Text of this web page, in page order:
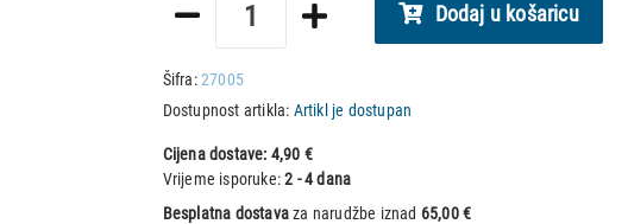
Dodaj u košaricu
Šifra:27005
Dostupnost artikla: Artikl je dostupan
Cijena dostave: 4,90 €
Vrijeme isporuke:2 - 4 dana
Besplatna dostavaza narudžbe iznad 65,00 €